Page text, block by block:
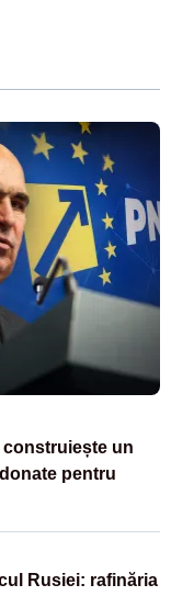
construiește un
pentru
Rusiei: rafinăria